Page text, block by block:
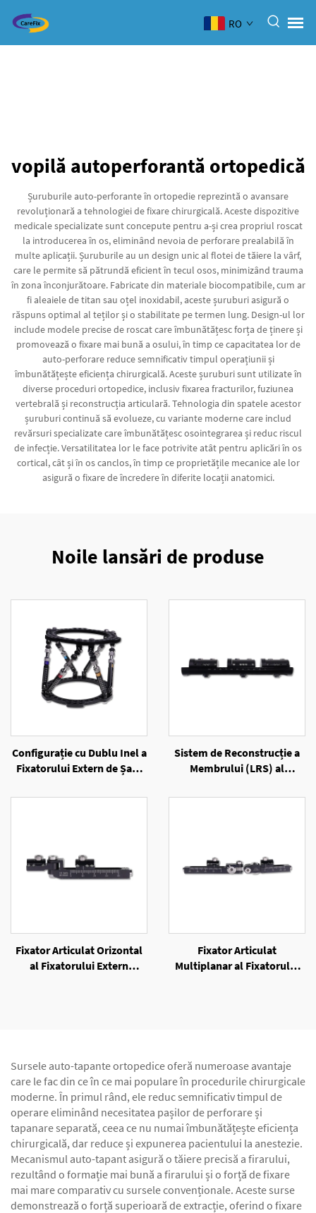
RO
vopilă autoperforantă ortopedică
Șuruburile auto-perforante în ortopedie reprezintă o avansare
revoluționară a tehnologiei de fixare chirurgicală. Aceste dispozitive
medicale specializate sunt concepute pentru a-și crea propriul roscat
la introducerea în os, eliminând nevoia de perforare prealabilă în
multe aplicații. Șuruburile au un design unic al flotei de tăiere la vârf,
care le permite să pătrundă eficient în tecul osos, minimizând trauma
în zona înconjurătoare. Fabricate din materiale biocompatibile, cum ar
fi aleaiele de titan sau oțel inoxidabil, aceste șuruburi asigură o
răspuns optimal al teților și o stabilitate pe termen lung. Design-ul lor
include modele precise de roscat care îmbunătățesc forța de ținere și
promovează o fixare mai bună a osului, în timp ce capacitatea lor de
auto-perforare reduce semnificativ timpul operațiunii și
îmbunătățește eficiența chirurgicală. Aceste șuruburi sunt utilizate în
diverse proceduri ortopedice, inclusiv fixarea fracturilor, fuziunea
vertebrală și reconstrucția articulară. Tehnologia din spatele acestor
șuruburi continuă să evolueze, cu variante moderne care includ
revărsuri specializate care îmbunătățesc osointegrarea și reduc riscul
de infecție. Versatilitatea lor le face potrivite atât pentru aplicări în os
cortical, cât și în os canclos, în timp ce proprietățile mecanice ale lor
asigură o fixare de încredere în diferite locații anatomici.
Noile lansări de produse
Configurație cu Dublu Inel a
Fixatorului Extern de Șase
Sistem de Reconstrucție a
Membrului (LRS) al
Unilateral
Fixator Articulat Orizontal
al Fixatorului Extern
Fixator Articulat
Multiplanar al Fixatorului
Sursele auto-tapante ortopedice oferă numeroase avantaje
care le fac din ce în ce mai populare în procedurile chirurgicale
moderne. În primul rând, ele reduc semnificativ timpul de
operare eliminând necesitatea pașilor de perforare și
tapanare separată, ceea ce nu numai îmbunătățește eficiența
chirurgicală, dar reduce și expunerea pacientului la anestezie.
Mecanismul auto-tapant asigură o tăiere precisă a firarului,
rezultând o formație mai bună a firarului și o forță de fixare
mai mare comparativ cu sursele convenționale. Aceste surse
demonstrează o forță superioară de extracție, oferind o fixare